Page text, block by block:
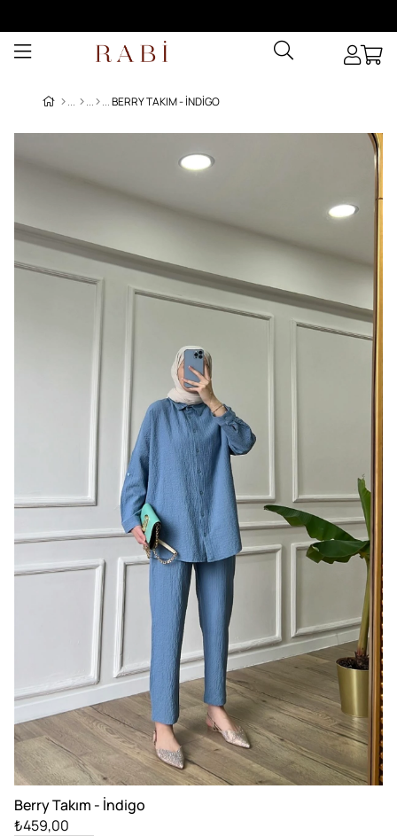
BERRY TAKIM - İNDIGO
Berry Takım - İndigo
₺459,00